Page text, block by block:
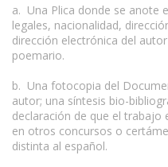
a. Una Plica donde se anote
legales, nacionalidad,
dirección electrónica del
poemario.
b. Una fotocopia del
autor; una síntesis bio-
declaración de que el
en otros concursos o
distinta al español.